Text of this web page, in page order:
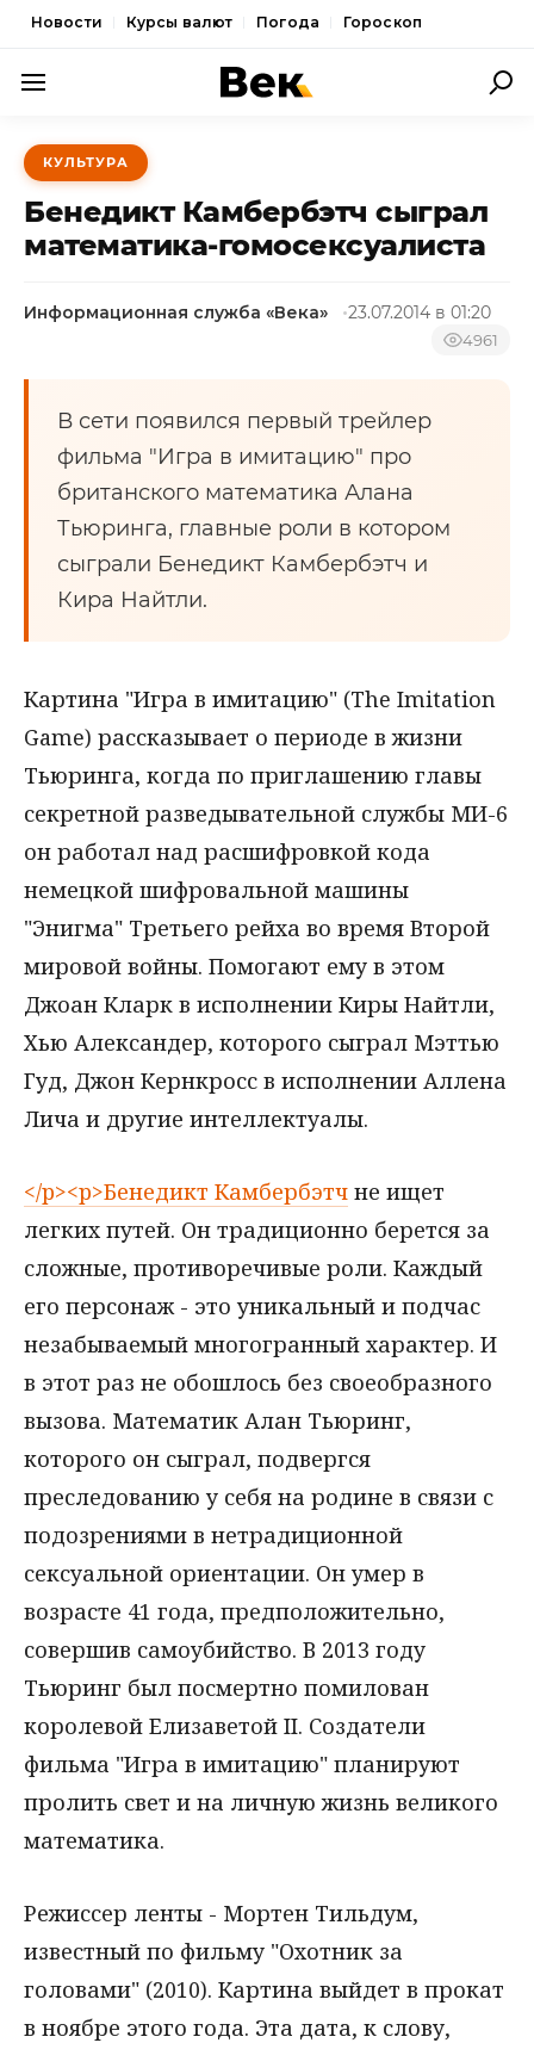
Новости Курсы валют Погода Гороскоп
ПОЛИТИКА
ЭКОНОМИКА
ОБЩЕСТВО
КУЛЬТУРА
НОВОСТИ
КУЛЬТУРА
Бенедикт Камбербэтч сыграл
математика-гомосексуалиста
Информационная служба «Века» 23.07.2014 в 01:20
4961
В сети появился первый трейлер
фильма "Игра в имитацию" про
британского математика Алана
Тьюринга, главные роли в котором
сыграли Бенедикт Камбербэтч и
Кира Найтли.
Картина "Игра в имитацию" (The Imitation
Game) рассказывает о периоде в жизни
Тьюринга, когда по приглашению главы
секретной разведывательной службы МИ-6
он работал над расшифровкой кода
немецкой шифровальной машины
"Энигма" Третьего рейха во время Второй
мировой войны. Помогают ему в этом
Джоан Кларк в исполнении Киры Найтли,
Хью Александер, которого сыграл Мэттью
Гуд, Джон Кернкросс в исполнении Аллена
Лича и другие интеллектуалы.
</p><p>Бенедикт Камбербэтч не ищет
легких путей. Он традиционно берется за
сложные, противоречивые роли. Каждый
его персонаж - это уникальный и подчас
незабываемый многогранный характер. И
в этот раз не обошлось без своеобразного
вызова. Математик Алан Тьюринг,
которого он сыграл, подвергся
преследованию у себя на родине в связи с
подозрениями в нетрадиционной
сексуальной ориентации. Он умер в
возрасте 41 года, предположительно,
совершив самоубийство. В 2013 году
Тьюринг был посмертно помилован
королевой Елизаветой II. Создатели
фильма "Игра в имитацию" планируют
пролить свет и на личную жизнь великого
математика.
Режиссер ленты - Мортен Тильдум,
известный по фильму "Охотник за
головами" (2010). Картина выйдет в прокат
в ноябре этого года. Эта дата, к слову,